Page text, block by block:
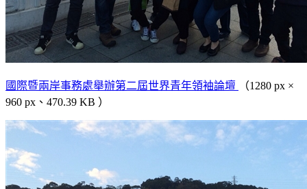
國際暨兩岸事務處舉辦第二屆世界青年領袖論壇
（1280 px ×
960 px、470.39 KB ）